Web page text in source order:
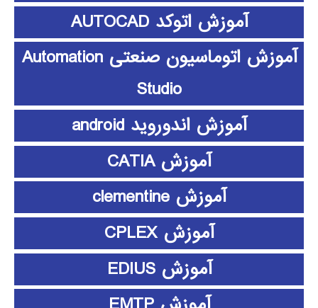
آموزش اتوکد AUTOCAD
آموزش اتوماسیون صنعتی Automation
Studio
آموزش اندوروید android
آموزش CATIA
آموزش clementine
آموزش CPLEX
آموزش EDIUS